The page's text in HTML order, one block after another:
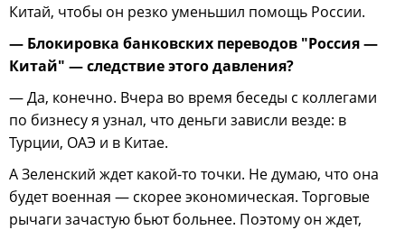
Китай, чтобы он резко уменьшил помощь России.
— Блокировка банковских переводов "Россия —
Китай" — следствие этого давления?
— Да, конечно. Вчера во время беседы с коллегами
по бизнесу я узнал, что деньги зависли везде: в
Турции, ОАЭ и в Китае.
А Зеленский ждет какой-то точки. Не думаю, что она
будет военная — скорее экономическая. Торговые
рычаги зачастую бьют больнее. Поэтому он ждет,